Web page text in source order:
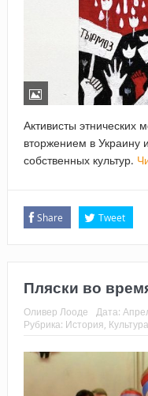
Активисты этнических
вторжением в Украину
собственных культур.
Share Tweet
Пляски во
Оливер Лооде Дата:
Рубрика: История, Культура